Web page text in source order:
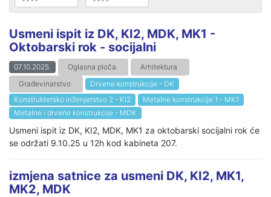
Usmeni ispit iz DK, KI2, MDK, MK1 -
Oktobarski rok - socijalni
07.10.2025. Oglasna ploča
Arhitektura
Građevinarstvo
Drvene konstrukcije - DK
Konstruktersko inženjerstvo 2 - KI2
Metalne konstrukcije 1 - MK1
Metalne i drvene konstrukcije - MDK
Usmeni ispit iz DK, KI2, MDK, MK1 za oktobarski socijalni rok će
se održati 9.10.25 u 12h kod kabineta 207.
izmjena satnice za usmeni DK, KI2, MK1,
MK2, MDK